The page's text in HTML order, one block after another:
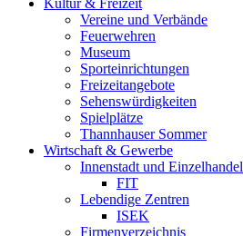
Kultur & Freizeit
Vereine und Verbände
Feuerwehren
Museum
Sporteinrichtungen
Freizeitangebote
Sehenswürdigkeiten
Spielplätze
Thannhauser Sommer
Wirtschaft & Gewerbe
Innenstadt und Einzelhandel
FIT
Lebendige Zentren
ISEK
Firmenverzeichnis